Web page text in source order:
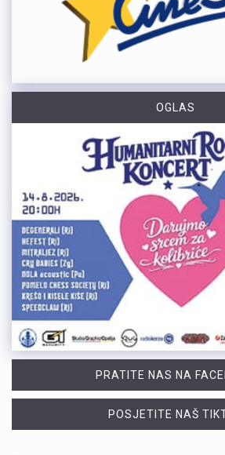
OGLAS
PRATITE NAS NA
POSJETITE NAŠ